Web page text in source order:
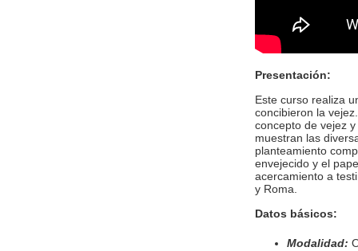
Presentación:
Este curso realiza
concibieron la
concepto de vejez
muestran las
planteamiento
envejecido y el
acercamiento a
y Roma.
Datos básicos:
Modalidad: